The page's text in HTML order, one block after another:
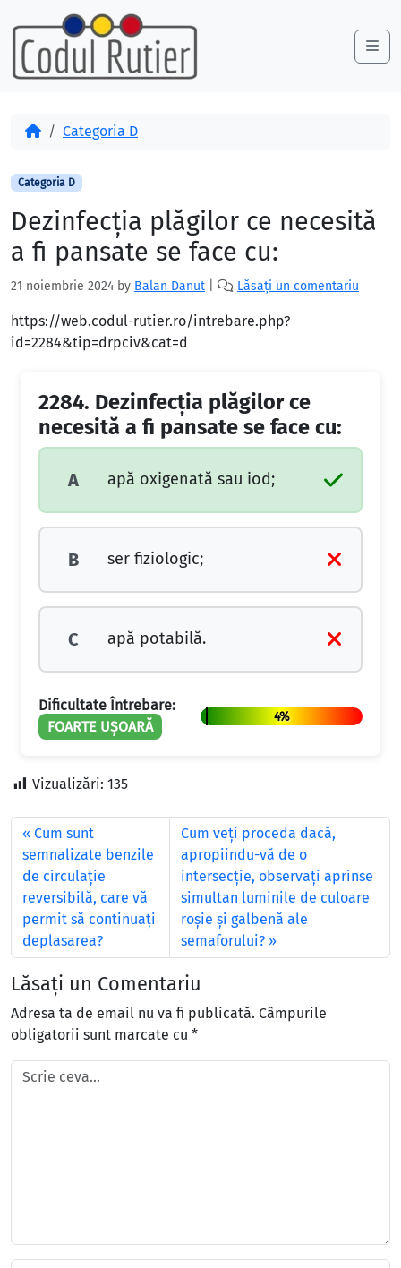
Skip to content
Skip to footer
AcasăCategoria D
Categoria D
Dezinfecţia plăgilor ce necesită
a fi pansate se face cu:
21 noiembrie 2024 by Balan Danut Lăsați un comentariu
https://web.codul-rutier.ro/intrebare.php?
id=2284&tip=drpciv&cat=d
2284. Dezinfecţia plăgilor ce
necesită a fi pansate se face cu:
A apă oxigenată sau iod;
B ser fiziologic;
C apă potabilă.
Dificultate Întrebare:
FOARTE UȘOARĂ
4%
Vizualizări: 135
Cum sunt
semnalizate benzile
de circulaţie
reversibilă, care vă
permit să continuaţi
deplasarea?
Cum veţi proceda dacă,
apropiindu-vă de o
intersecţie, observaţi aprinse
simultan luminile de culoare
roşie şi galbenă ale
semaforului?
Lăsați un Comentariu
Adresa ta de email nu va fi publicată. Câmpurile
obligatorii sunt marcate cu *